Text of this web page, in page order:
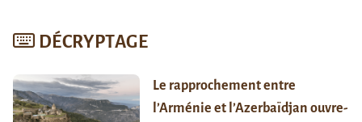
DÉCRYPTAGE
Le rapprochement entre
l’Arménie et l’Azerbaïdjan ouvre-